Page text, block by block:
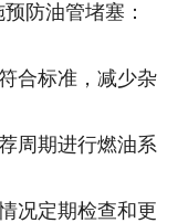
防油管堵塞：
合标准，减少杂
周期进行燃油系
况定期检查和更